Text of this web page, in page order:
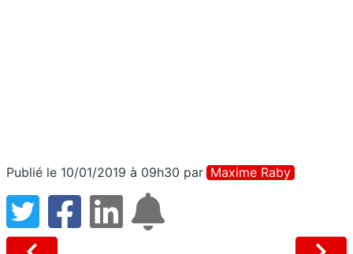
Publié le 10/01/2019 à 09h30 par Maxime Raby